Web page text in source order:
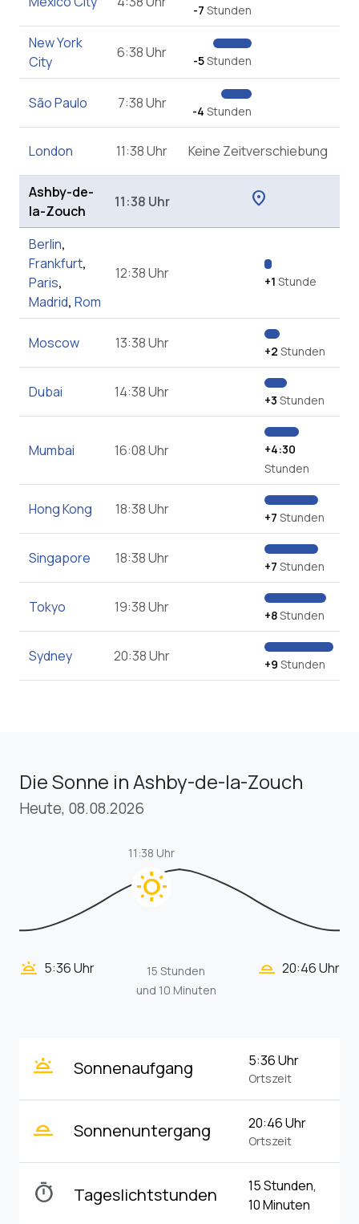
-7 Stunden
New York
City
6:38 Uhr -5Stunden
São Paulo 7:38 Uhr -4 Stunden
London 11:38 Uhr Keine Zeitverschiebung
Ashby-de-
la-Zouch
11:38 Uhr location_on
Berlin,
Frankfurt,
Paris,
Madrid, Rom
12:38 Uhr +1 Stunde
Moscow 13:38 Uhr +2 Stunden
Dubai 14:38 Uhr +3 Stunden
Mumbai 16:08 Uhr
+4:30
Stunden
Hong Kong 18:38 Uhr +7 Stunden
Singapore 18:38 Uhr +7 Stunden
Tokyo 19:38 Uhr +8Stunden
Sydney 20:38 Uhr +9 Stunden
Die Sonne in Ashby-de-la-Zouch
Heute, 08.08.2026
wb_sunny
11:38 Uhr
wb_twilight 5:36 Uhr
15 Stunden
und 10 Minuten
wb_twilight_2 20:46 Uhr
wb_twilight Sonnenaufgang 5:36 Uhr
Ortszeit
wb_twilight_2 Sonnenuntergang 20:46 Uhr
Ortszeit
timer Tageslichtstunden
15 Stunden,
10 Minuten